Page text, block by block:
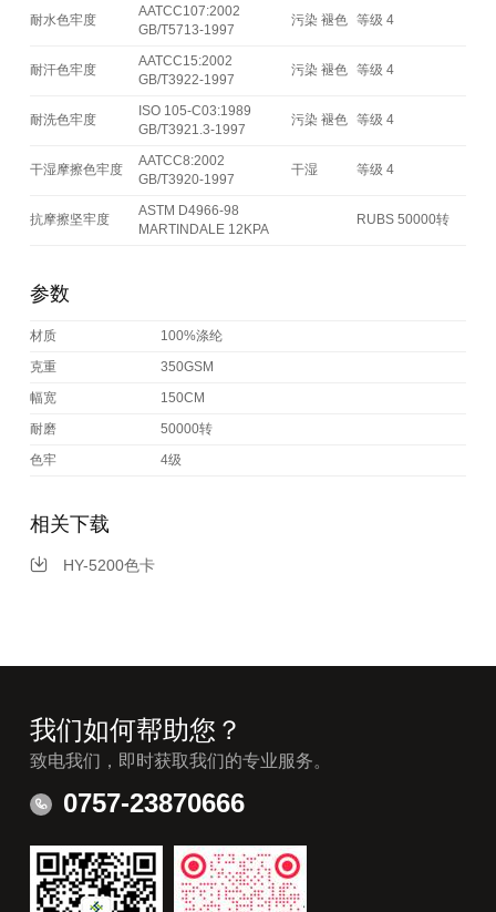
耐水色牢度
AATCC107:2002
GB/T5713-1997
污染 褪色 等级 4
耐汗色牢度
AATCC15:2002
GB/T3922-1997
污染 褪色 等级 4
耐洗色牢度
ISO 105-C03:1989
GB/T3921.3-1997
污染 褪色 等级 4
干湿摩擦色牢度
AATCC8:2002
GB/T3920-1997
干湿 等级 4
抗摩擦坚牢度
ASTM D4966-98
MARTINDALE 12KPA
RUBS 50000转
参数
材质
100%涤纶
克重
350GSM
幅宽
150CM
耐磨
50000转
色牢
4级
相关下载
HY-5200色卡
我们如何帮助您？
致电我们，即时获取我们的专业服务。
0757-23870666